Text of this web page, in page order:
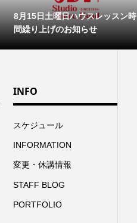
8月15日土曜日ハウスレッスン時
間繰り上げのお知らせ
INFO
スケジュール
INFORMATION
変更・休講情報
STAFF BLOG
PORTFOLIO